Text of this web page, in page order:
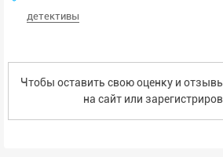
детективы
Чтобы оставить свою оценку и
на сайт или